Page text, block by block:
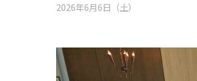
2026年6月6日（土）